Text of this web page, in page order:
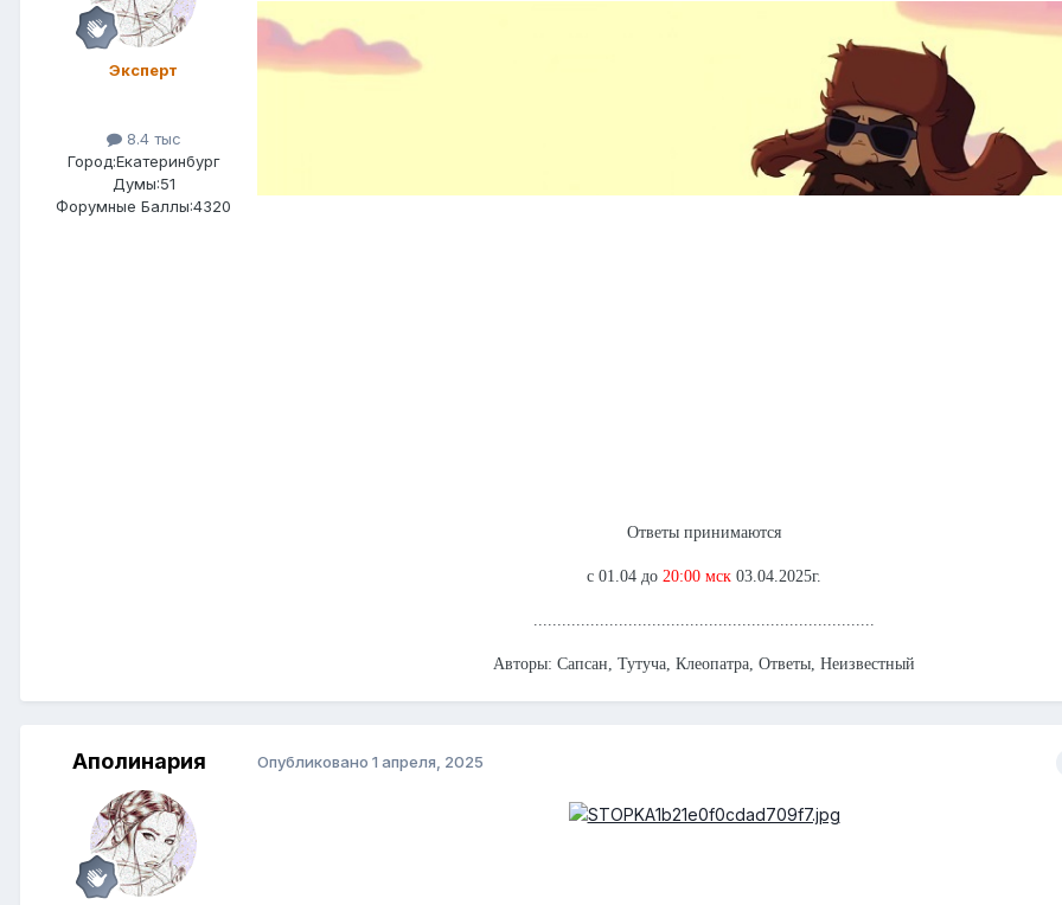
Эксперт
8.4 тыс
Город:Екатеринбург
Думы:51
Форумные Баллы:4320
Ответы принимаются
с 01.04 до 20:00 мск 03.04.2025г.
Авторы: Сапсан, Тутуча, Клеопатра, Ответы, Неизвестный
Аполинария Опубликовано 1 апреля, 2025